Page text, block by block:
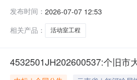
发布时间： 2026-07-07 12:53
相关产品：
活动室工程
4532501JH202600537:个旧市